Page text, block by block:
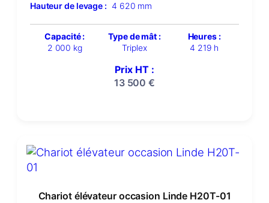
Hauteur de levage : 4 620 mm
Capacité :
2 000 kg
Type de mât :
Triplex
Heures :
4 219 h
Prix HT :
13 500€
Chariot élévateur occasion Linde H20T-01